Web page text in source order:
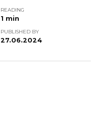
READING
1 min
PUBLISHED BY
27.06.2024